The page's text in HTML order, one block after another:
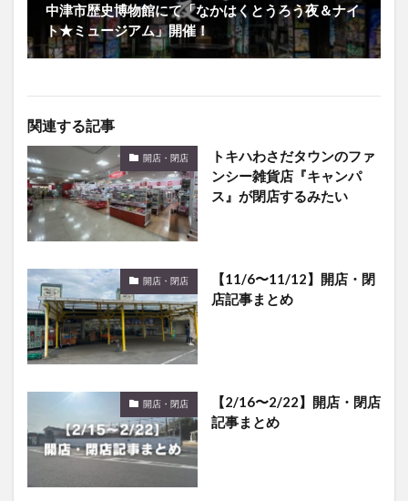
中津市歴史博物館にて「なかはくとうろう夜＆ナイ
ト★ミュージアム」開催！
関連する記事
開店・閉店
トキハわさだタウンのファ
ンシー雑貨店『キャンパ
ス』が閉店するみたい
開店・閉店
【11/6〜11/12】開店・閉
店記事まとめ
開店・閉店
【2/16〜2/22】開店・閉店
記事まとめ